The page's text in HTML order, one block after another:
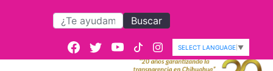
Buscar
SELECT LANGUAGE ▼